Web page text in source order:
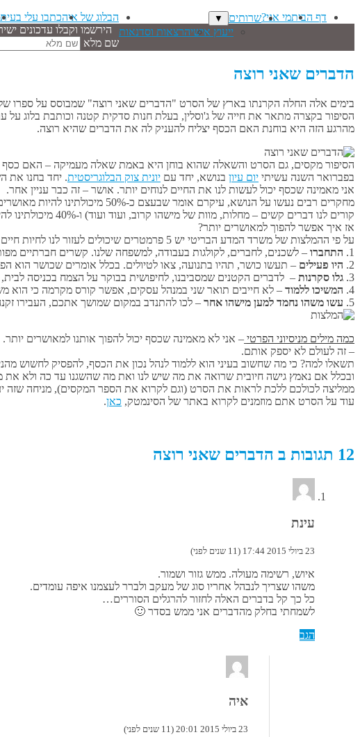
דף הביתמי אני?שרותים ▼
ייעוץ אישיהרצאות וסדנאות
הבלוג של איהכתבו עלי
הירשמו וקבלו עדכונים
שם מלא
הדברים שאני רוצה
בימים אלה החלה הקרנתו בארץ של הסרט "הדברים שאני רוצה" שמבוסס על ספרו
הסיפור בקצרה מתאר את חייה של ג'וסלין, בעלת חנות סדקית קטנה וכותבת בלוג על עבודות
מהרגע הזה היא בוחנת האם הכסף יצליח להעניק לה את הדברים שהיא רוצה.
הסיפור מקסים, גם הסרט והשאלה שהוא בוחן היא באמת שאלה מעמיקה – האם כסף
בפברואר השנה עשיתי יום עיון בנושא, יחד עם יונית צוק הבלוגריסטית. יחד בחנו את
אני מאמינה שכסף יכול לעשות לנו את החיים לנוחים יותר. אושר – זה כבר עניין אחר.
קורים לנו דברים קשים – מחלות, מוות של מישהו קרוב, ועוד ועוד) ו-40% מיכולתינו להיות מאושרים תלויים בנו.
אז איך אפשר להפוך למאושרים יותר?
על פי ההמלצות של משרד המדע הבריטי יש 5 פרמטרים שיכולים לעזור לנו לחיות חיים מאושרים יותר:
1. התחברו – לשכנים, לחברים, לקולגות בעבודה, למשפחה שלנו. קשרים חברתיים
2. היו פעילים – תעשו כושר, תהיו בתנועה, צאו לטיולים. בכלל אומרים שכושר הוא
3. גלו סקרנות – לדברים הקטנים שמסביבנו, לחיפושית בבוקר על הצמח בכניסה
4. המשיכו ללמוד – לא חייבים תואר שני במנהל עסקים, אפשר קורס מקרמה כי הוא
5. עשו משהו נחמד למען מישהו אחר – לכו להתנדב במקום שמושך אתכם, העבירו
כמה מילים מניסיוני הפרטי – אני לא מאמינה שכסף יכול להפוך אותנו למאושרים
– זה לעולם לא יספק אותם.
תשאלו למה? כי מה שחשוב בעיני הוא ללמוד לנהל נכון את הכסף, להפסיק לחשוש
ובכלל אם נאמץ גישה חיובית שרואה את מה שיש לנו ואת מה שהשגנו עד כה ולא את
ממליצה לכולכם ללכת לראות את הסרט (וגם לקרוא את הספר המקסים), מניחה
עוד על הסרט אתם מוזמנים לקרוא באתר של הסינמטק, כאן.
12 תגובות ב הדברים שאני רוצה
עינת
23 ביולי 2015 17:44 (11 שנים לפני)
איוש, רשימה מעולה. ממש גזור ושמור.
משהו שצריך לנבהל אחריו סוג של מעקב ולברר לעצמנו איפה עומדים.
כל כך קל בדברים האלה לחזור להרגלים הסוררים…
לשמחתי בחלק מהדברים אני ממש בסדר 🙂
הגב
איה
23 ביולי 2015 20:01 (11 שנים לפני)